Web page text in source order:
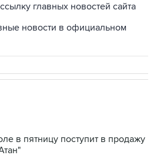
главных новостей сайта
новости в официальном
в пятницу поступит в продажу